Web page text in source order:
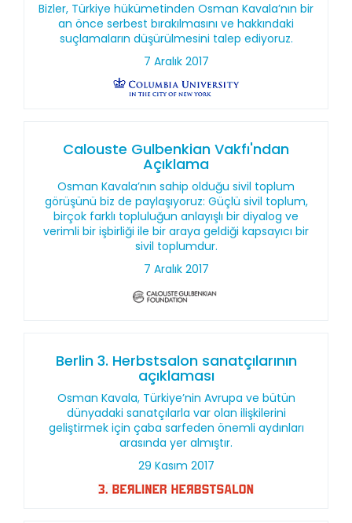
Bizler, Türkiye hükümetinden Osman Kavala’nın bir
an önce serbest bırakılmasını ve hakkındaki
suçlamaların düşürülmesini talep ediyoruz.
7 Aralık 2017
Calouste Gulbenkian Vakfı'ndan
Açıklama
Osman Kavala’nın sahip olduğu sivil toplum
görüşünü biz de paylaşıyoruz: Güçlü sivil toplum,
birçok farklı topluluğun anlayışlı bir diyalog ve
verimli bir işbirliği ile bir araya geldiği kapsayıcı bir
sivil toplumdur.
7 Aralık 2017
Berlin 3. Herbstsalon sanatçılarının
açıklaması
Osman Kavala, Türkiye’nin Avrupa ve bütün
dünyadaki sanatçılarla var olan ilişkilerini
geliştirmek için çaba sarfeden önemli aydınları
arasında yer almıştır.
29 Kasım 2017